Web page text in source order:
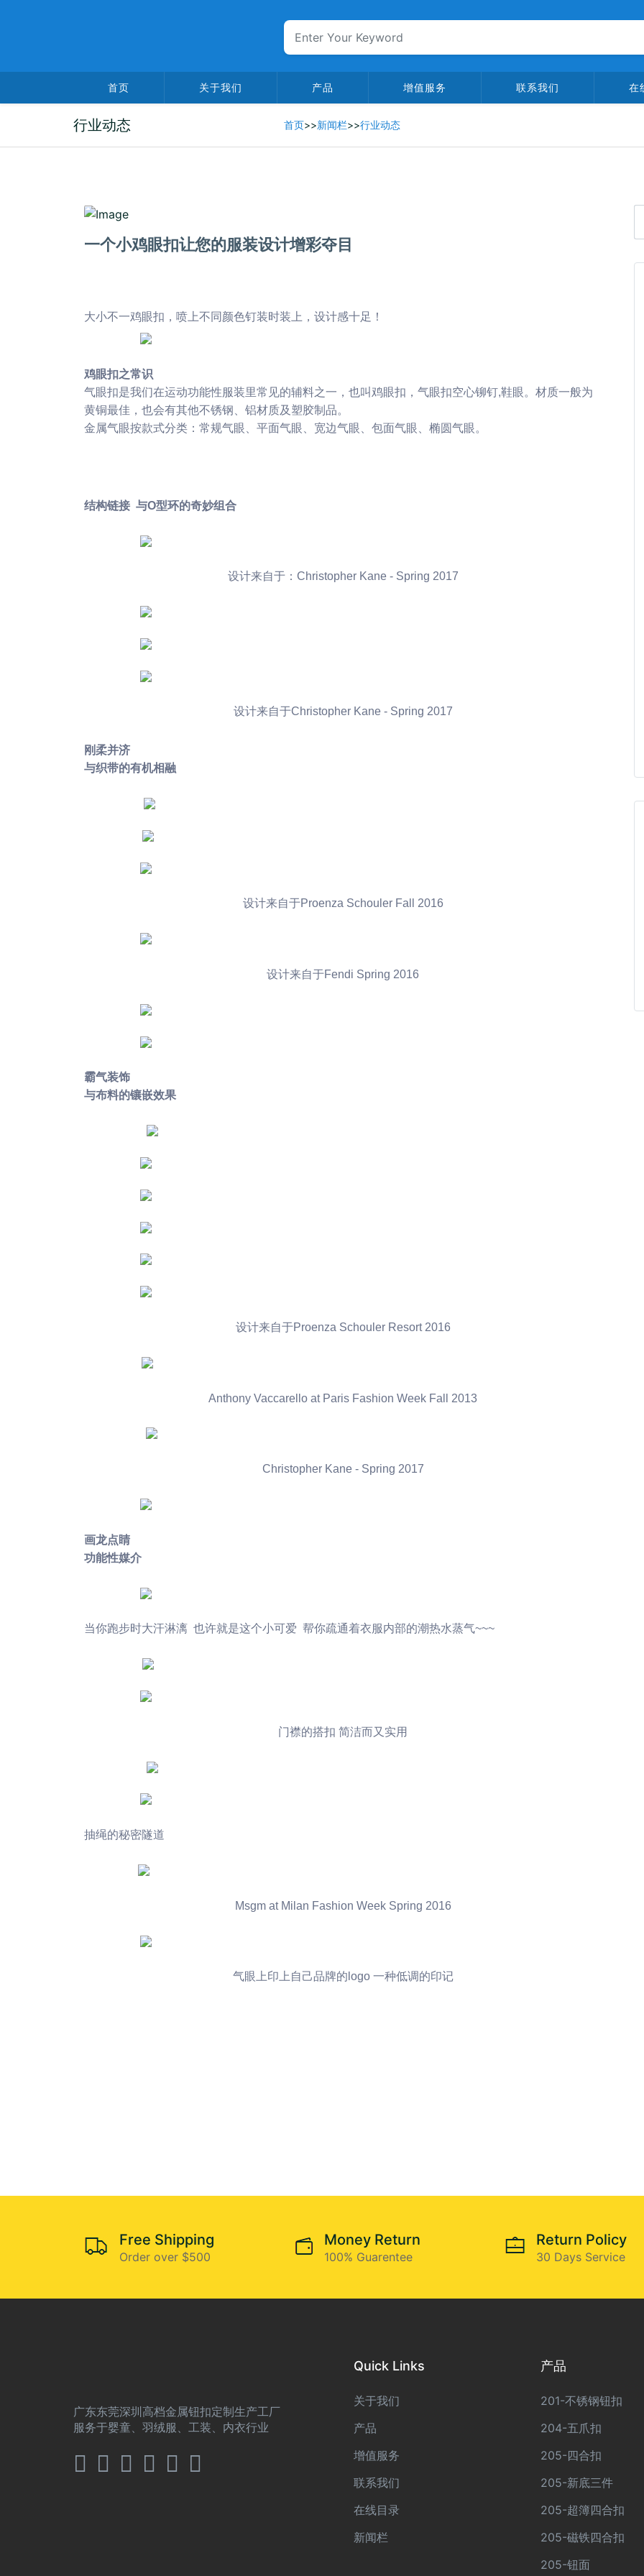
首页 关于我们 产品 增值服务 联系我们 在
行业动态 首页>>新闻栏>>行业动态
2025-06-23
一个小鸡眼扣让您的服装设计增彩夺目
大小不一鸡眼扣，喷上不同颜色钉装时装上，设计感十足！
鸡眼扣之常识
气眼扣是我们在运动功能性服装里常见的辅料之一，也叫鸡眼扣，气眼扣空心铆钉,鞋眼。材质一般为
黄铜最佳，也会有其他不锈钢、铝材质及塑胶制品。
金属气眼按款式分类：常规气眼、平面气眼、宽边气眼、包面气眼、椭圆气眼。
结构链接 与O型环的奇妙组合
设计来自于：Christopher Kane - Spring 2017
设计来自于Christopher Kane - Spring 2017
刚柔并济
与织带的有机相融
设计来自于Proenza Schouler Fall 2016
设计来自于Fendi Spring 2016
霸气装饰
与布料的镶嵌效果
设计来自于Proenza Schouler Resort 2016
Anthony Vaccarello at Paris Fashion Week Fall 2013
Christopher Kane - Spring 2017
画龙点睛
功能性媒介
当你跑步时大汗淋漓 也许就是这个小可爱 帮你疏通着衣服内部的潮热水蒸气~~~
门襟的搭扣 简洁而又实用
抽绳的秘密隧道
Msgm at Milan Fashion Week Spring 2016
气眼上印上自己品牌的logo 一种低调的印记
Free Shipping
Order over $500
Money Return
100% Guarentee
Return Policy
30 Days Service
广东东莞深圳高档金属钮扣定制生产工厂
服务于婴童、羽绒服、工装、内衣行业
Quick Links
关于我们
产品
增值服务
联系我们
在线目录
新闻栏
产品
201-不锈钢钮扣
204-五爪扣
205-四合扣
205-新底三件
205-超簿四合扣
205-磁铁四合扣
205-钮面